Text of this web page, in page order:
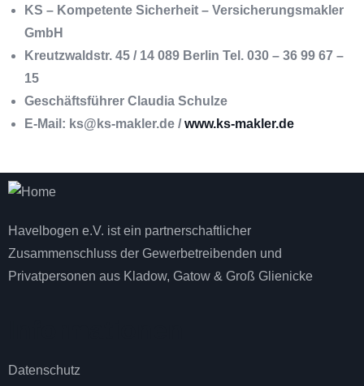
KS – Kompetente Sicherheit – Versicherungsmakler
GmbH
Kreutzwaldstr. 45 / 14 089 Berlin Tel. 030 – 36 99 67 –
15
Geschäftsführer Claudia Schulze
E-Mail: ks@ks-makler.de /www.ks-makler.de
Havelbogen e.V. ist ein partnerschaftlicher
Zusammenschluss der Gewerbetreibenden und
Privatpersonen aus Kladow, Gatow & Groß Glienicke
Datenschutz